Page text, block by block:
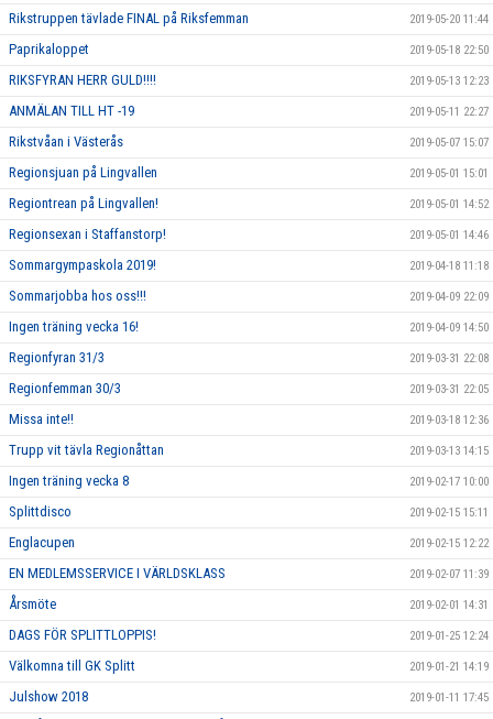
Rikstruppen tävlade FINAL på Riksfemman 2019-05-20 11:44
Paprikaloppet 2019-05-18 22:50
RIKSFYRAN HERR GULD!!!! 2019-05-13 12:23
ANMÄLAN TILL HT -19 2019-05-11 22:27
Rikstvåan i Västerås 2019-05-07 15:07
Regionsjuan på Lingvallen 2019-05-01 15:01
Regiontrean på Lingvallen! 2019-05-01 14:52
Regionsexan i Staffanstorp! 2019-05-01 14:46
Sommargympaskola 2019! 2019-04-18 11:18
Sommarjobba hos oss!!! 2019-04-09 22:09
Ingen träning vecka 16! 2019-04-09 14:50
Regionfyran 31/3 2019-03-31 22:08
Regionfemman 30/3 2019-03-31 22:05
Missa inte!! 2019-03-18 12:36
Trupp vit tävla Regionåttan 2019-03-13 14:15
Ingen träning vecka 8 2019-02-17 10:00
Splittdisco 2019-02-15 15:11
Englacupen 2019-02-15 12:22
EN MEDLEMSSERVICE I VÄRLDSKLASS 2019-02-07 11:39
Årsmöte 2019-02-01 14:31
DAGS FÖR SPLITTLOPPIS! 2019-01-25 12:24
Välkomna till GK Splitt 2019-01-21 14:19
Julshow 2018 2019-01-11 17:45